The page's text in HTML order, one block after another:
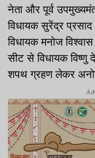
नेता और पूर्व
विधायक सुरेंद्र
विधायक मनोज
सीट से विधायक विष्णु
शपथ ग्रहण लेकर